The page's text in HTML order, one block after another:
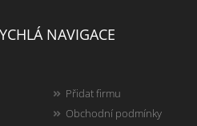
NAVIGACE
Přidat firmu
Obchodní podmínky